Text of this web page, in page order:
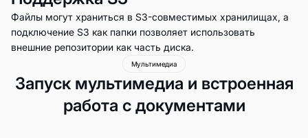
Файлы могут храниться в S3-совместимых хранилищах, а
подключение S3 как папки позволяет использовать
внешние репозитории как часть диска.
Мультимедиа
Запуск мультимедиа и встроенная
работа с документами